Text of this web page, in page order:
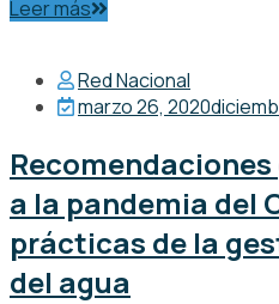
Leer más
Red Nacional
marzo 26, 2020
a la pandemia del
prácticas de la
del agua